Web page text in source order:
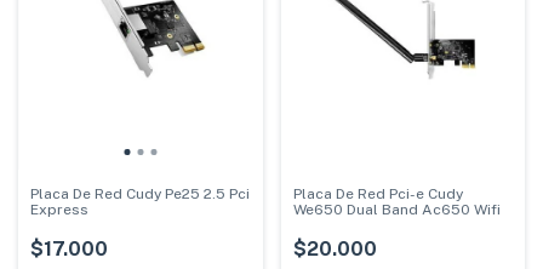
Placa De Red Cudy Pe25 2.5 Pci
Express
$17.000
Placa De Red Pci-e Cudy
We650 Dual Band Ac650 Wifi
$20.000